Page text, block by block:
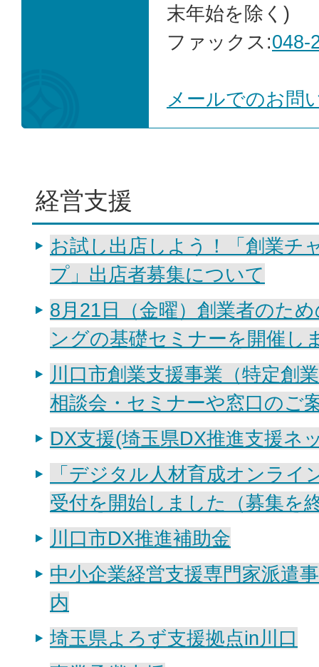
末年始を除く)
ファックス:048-
メールでのお問
経営支援
お試し出店しよう！「創業チ
プ」出店者募集について
8月21日（金曜）創業者のた
ングの基礎セミナーを開催し
川口市創業支援事業（特定創
相談会・セミナーや窓口のご
DX支援(埼玉県DX推進支援ネ
「デジタル人材育成オンライ
受付を開始しました（募集を
川口市DX推進補助金
中小企業経営支援専門家派遣
内
埼玉県よろず支援拠点in川口